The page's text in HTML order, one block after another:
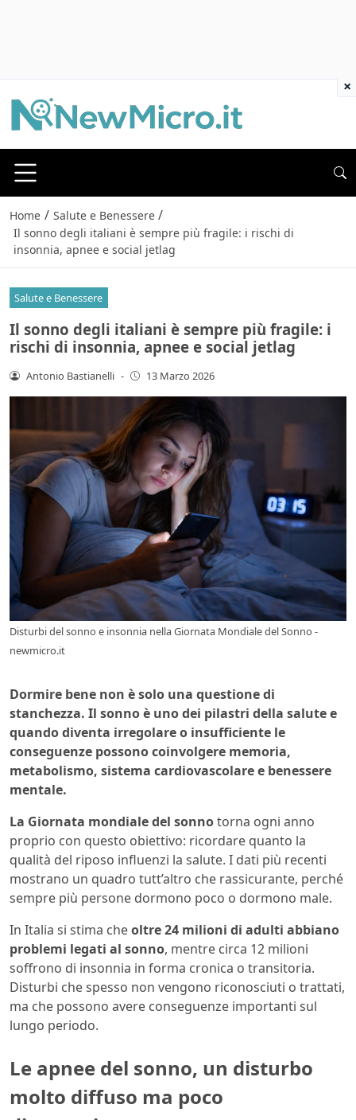
Home / Salute e Benessere /
Il sonno degli italiani è sempre più fragile: i rischi di
insonnia, apnee e social jetlag
Salute e Benessere
Il sonno degli italiani è sempre più fragile: i
rischi di insonnia, apnee e social jetlag
Antonio Bastianelli - 13 Marzo 2026
Disturbi del sonno e insonnia nella Giornata Mondiale del Sonno -
newmicro.it
Dormire bene non è solo una questione di
stanchezza. Il sonno è uno dei pilastri della salute e
quando diventa irregolare o insufficiente le
conseguenze possono coinvolgere memoria,
metabolismo, sistema cardiovascolare e benessere
mentale.
La Giornata mondiale del sonnotorna ogni anno
proprio con questo obiettivo: ricordare quanto la
qualità del riposo influenzi la salute. I dati più recenti
mostrano un quadro tutt’altro che rassicurante, perché
sempre più persone dormono poco o dormono male.
In Italia si stima cheoltre 24 milioni di adulti abbiano
problemi legati al sonno, mentre circa 12 milioni
soffrono di insonnia in forma cronica o transitoria.
Disturbi che spesso non vengono riconosciuti o trattati,
ma che possono avere conseguenze importanti sul
lungo periodo.
Le apnee del sonno, un disturbo
molto diffuso ma poco
×